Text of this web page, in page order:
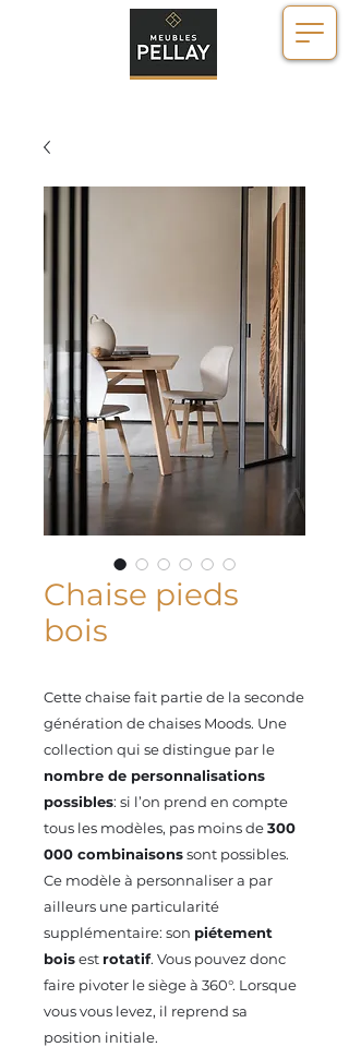
Chaise pieds
bois
Cette chaise fait partie de la seconde
génération de chaises Moods. Une
collection qui se distingue par le
nombre de personnalisations
possibles: si l’on prend en compte
tous les modèles, pas moins de300
000 combinaisonssont possibles.
Ce modèle à personnaliser a par
ailleurs une particularité
supplémentaire: son piétement
boisest rotatif. Vous pouvez donc
faire pivoter le siège à 360°. Lorsque
vous vous levez, il reprend sa
position initiale.